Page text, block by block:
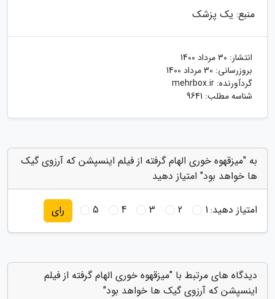
منبع: یک پزشک
انتشار: 30 مرداد 1400
بروزرسانی: 30 مرداد 1400
گردآورنده: mehrbox.ir
شناسه مطلب: 9641
به "میزقهوه خوری الهام گرفته از فیلم اینسپشن که آرزوی گیک
ها خواهد بود" امتیاز دهید
امتیاز دهید:1
2
3
4
5 رای
دیدگاه های مرتبط با "میزقهوه خوری الهام گرفته از فیلم
اینسپشن که آرزوی گیک ها خواهد بود"